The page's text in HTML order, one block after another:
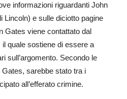
informazioni riguardanti John
Lincoln) e sulle diciotto pagine
Gates viene contattato dal
quale sostiene di essere a
sull’argomento. Secondo le
Gates, sarebbe stato tra i
all’efferato crimine.